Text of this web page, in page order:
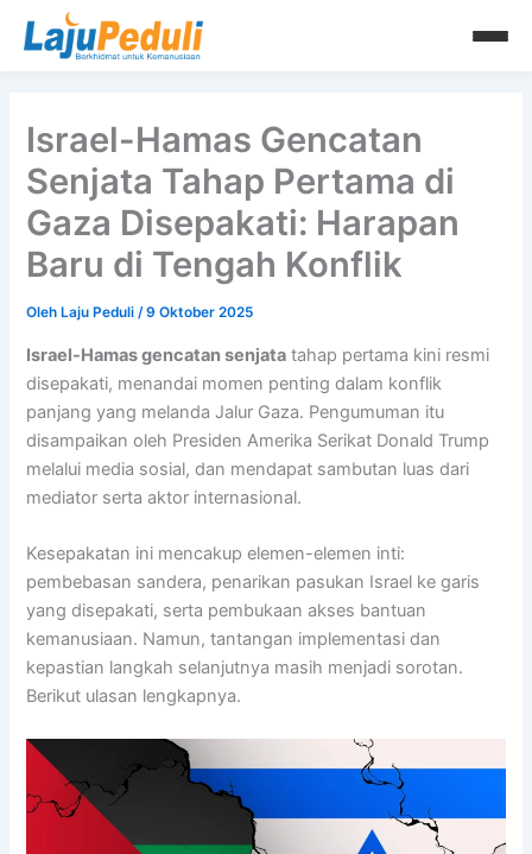
Israel-Hamas Gencatan
Senjata Tahap Pertama di
Gaza Disepakati: Harapan
Baru di Tengah Konflik
Oleh Laju Peduli/9 Oktober 2025
Israel-Hamas gencatan senjata tahap pertama kini resmi
disepakati, menandai momen penting dalam konflik
panjang yang melanda Jalur Gaza. Pengumuman itu
disampaikan oleh Presiden Amerika Serikat Donald Trump
melalui media sosial, dan mendapat sambutan luas dari
mediator serta aktor internasional.
Kesepakatan ini mencakup elemen-elemen inti:
pembebasan sandera, penarikan pasukan Israel ke garis
yang disepakati, serta pembukaan akses bantuan
kemanusiaan. Namun, tantangan implementasi dan
kepastian langkah selanjutnya masih menjadi sorotan.
Berikut ulasan lengkapnya.